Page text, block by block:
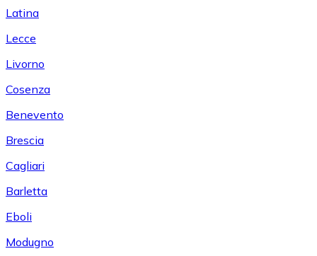
Latina
Lecce
Livorno
Cosenza
Benevento
Brescia
Cagliari
Barletta
Eboli
Modugno